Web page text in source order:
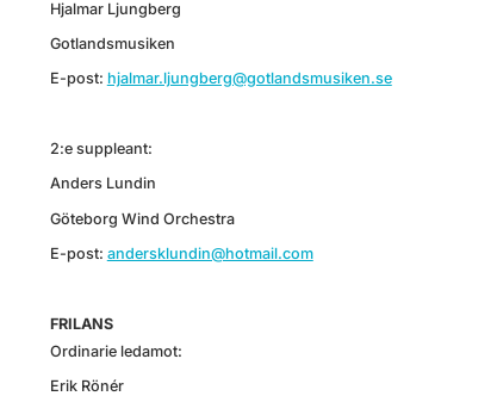
Hjalmar Ljungberg
Gotlandsmusiken
E-post: hjalmar.ljungberg@gotlandsmusiken.se
2:e suppleant:
Anders Lundin
Göteborg Wind Orchestra
E-post: andersklundin@hotmail.com
FRILANS
Ordinarie ledamot:
Erik Rönér